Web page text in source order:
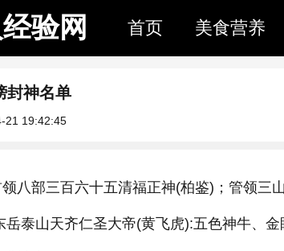
验网 首页 美食营养
封神名单
21 19:42:45
八部三百六十五清福正神(柏鉴)；管领三
岳泰山天齐仁圣大帝(黄飞虎):五色神牛、